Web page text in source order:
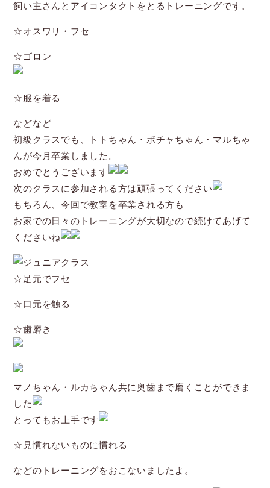
飼い主さんとアイコンタクトをとるトレーニングです。
☆オスワリ・フセ
☆ゴロン
☆服を着る
などなど
初級クラスでも、トトちゃん・ポチャちゃん・マルちゃ
んが今月卒業しました。
おめでとうございます
次のクラスに参加される方は頑張ってください
もちろん、今回で教室を卒業される方も
お家での日々のトレーニングが大切なので続けてあげて
くださいね
ジュニアクラス
☆足元でフセ
☆口元を触る
☆歯磨き
マノちゃん・ルカちゃん共に奥歯まで磨くことができま
した
とってもお上手です
☆見慣れないものに慣れる
などのトレーニングをおこないましたよ。